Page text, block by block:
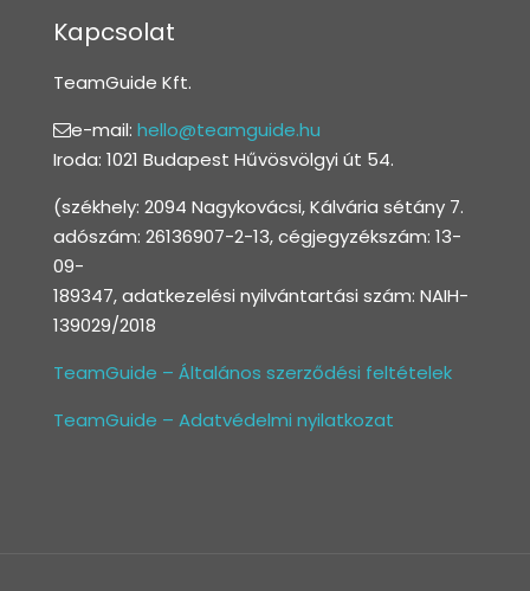
Kapcsolat
TeamGuide Kft.
e-mail: hello@teamguide.hu
Iroda: 1021 Budapest Hűvösvölgyi út 54.
(székhely: 2094 Nagykovácsi, Kálvária sétány 7.
adószám: 26136907-2-13, cégjegyzékszám: 13-
09-
189347, adatkezelési nyilvántartási szám: NAIH-
139029/2018
TeamGuide – Általános szerződési feltételek
TeamGuide – Adatvédelmi nyilatkozat